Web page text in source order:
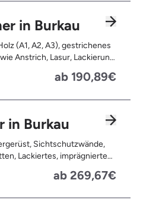
in Burkau
(A1, A2, A3), gestrichenes
Lasur, Lackierung
Furnierholz, Unbehandeltes
ab 190,89€
in Burkau
Sichtschutzwände,
Lackiertes, imprägniertes
Balkongeländer,
ab 269,67€